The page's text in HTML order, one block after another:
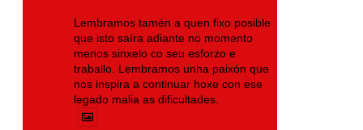
Lembramos tamén a quen fixo posible
que isto saíra adiante no momento
menos sinxelo co seu esforzo e
traballo. Lembramos unha paixón que
nos inspira a continuar hoxe con ese
legado malia as dificultades.